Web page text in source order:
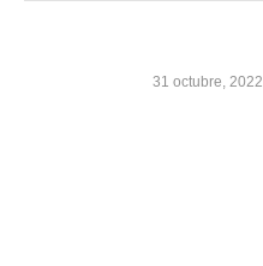
31 octubre, 2022